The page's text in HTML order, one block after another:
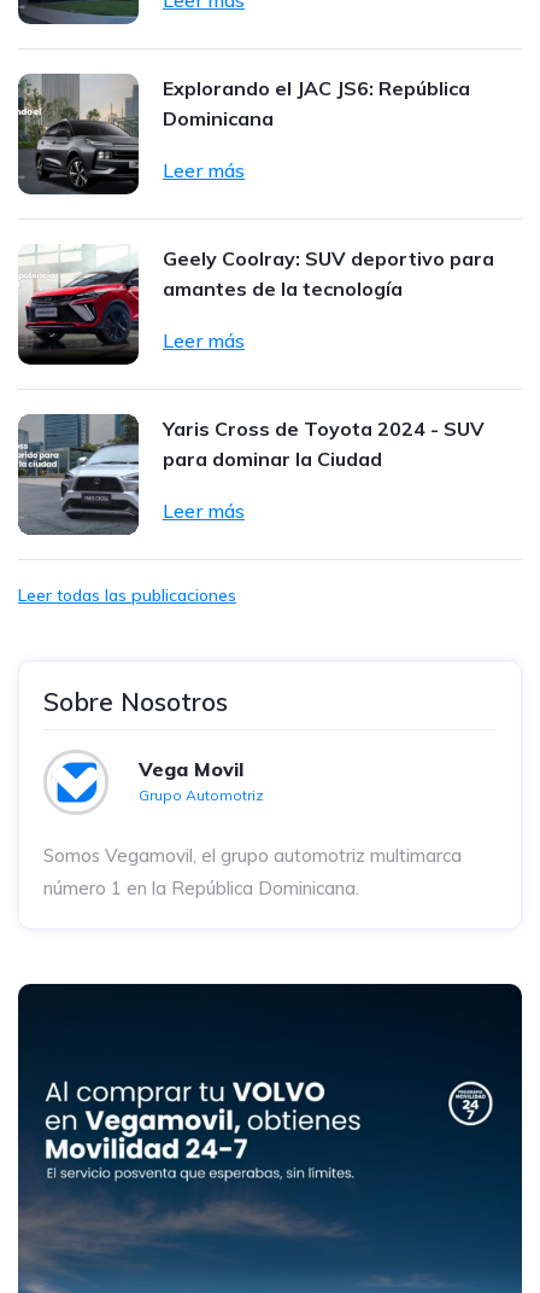
Explorando el JAC JS6: República
Dominicana
Leer más
Geely Coolray: SUV deportivo para
amantes de la tecnología
Leer más
Yaris Cross de Toyota 2024 - SUV
para dominar la Ciudad
Leer más
Leer todas las publicaciones
Sobre Nosotros
Vega Movil
Grupo Automotriz
Somos Vegamovil, el grupo automotriz multimarca
número 1 en la República Dominicana⁣.